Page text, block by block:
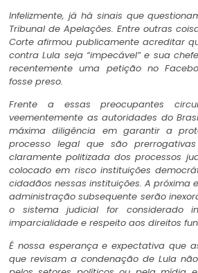
Infelizmente, já há sinais que
Tribunal de Apelações. Entre outras
Corte afirmou publicamente acreditar
contra Lula seja “impecável” e sua
recentemente uma petição no
fosse preso.
Frente a essas preocupantes
veementemente as autoridades do
máxima diligência em garantir a
processo legal que são
claramente politizada dos processos
colocado em risco instituições
cidadãos nessas instituições. A próxima
administração subsequente serão
o sistema judicial for considerado
imparcialidade e respeito aos direitos
É nossa esperança e expectativa que
que revisam a condenação de Lula